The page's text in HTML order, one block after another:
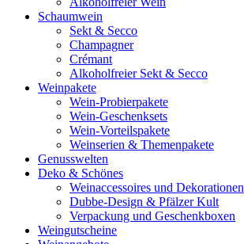
Schaumwein
Sekt & Secco
Champagner
Crémant
Alkoholfreier Sekt & Secco
Weinpakete
Wein-Probierpakete
Wein-Geschenksets
Wein-Vorteilspakete
Weinserien & Themenpakete
Genusswelten
Deko & Schönes
Weinaccessoires und Dekorationen
Dubbe-Design & Pfälzer Kult
Verpackung und Geschenkboxen
Weingutscheine